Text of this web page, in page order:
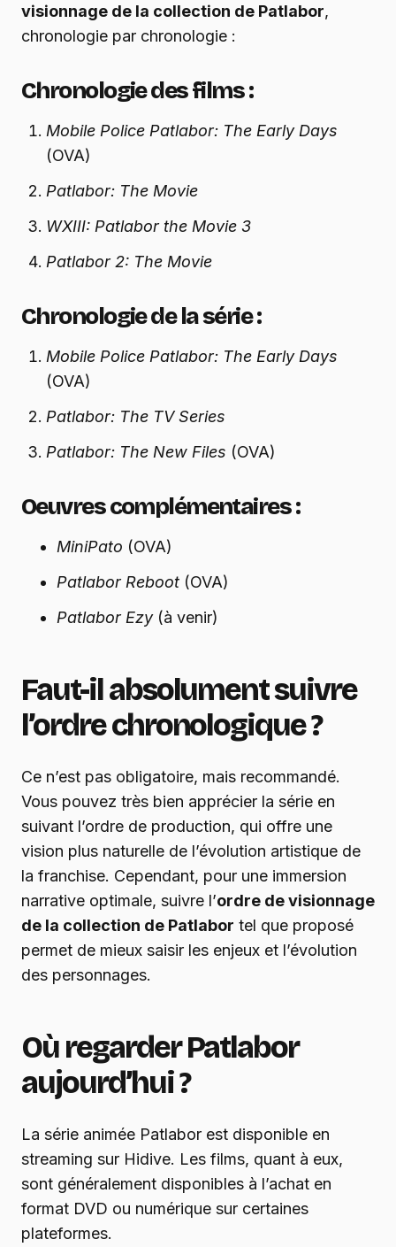
visionnage de la collection de Patlabor,
chronologie par chronologie :
Chronologie des films :
Mobile Police Patlabor: The Early Days
(OVA)
Patlabor: The Movie
WXIII: Patlabor the Movie 3
Patlabor 2: The Movie
Chronologie de la série :
Mobile Police Patlabor: The Early Days
(OVA)
Patlabor: The TV Series
Patlabor: The New Files (OVA)
Oeuvres complémentaires :
MiniPato (OVA)
Patlabor Reboot (OVA)
Patlabor Ezy(à venir)
Faut-il absolument suivre
l’ordre chronologique ?
Ce n’est pas obligatoire, mais recommandé.
Vous pouvez très bien apprécier la série en
suivant l’ordre de production, qui offre une
vision plus naturelle de l’évolution artistique de
la franchise. Cependant, pour une immersion
narrative optimale, suivre l’ordre de visionnage
de la collection de Patlabor tel que proposé
permet de mieux saisir les enjeux et l’évolution
des personnages.
Où regarder Patlabor
aujourd’hui ?
La série animée Patlabor est disponible en
streaming sur Hidive. Les films, quant à eux,
sont généralement disponibles à l’achat en
format DVD ou numérique sur certaines
plateformes.